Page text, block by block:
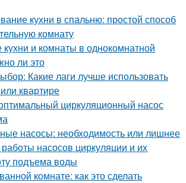
кухни в спальню: простой способ
комнату
и комнаты в однокомнатной
ли это
Какие лаги лучше использовать
квартире
циркуляционный насос
насосы: необходимость или лишнее
насосов циркуляции и их
подъема воды
комнате: как это сделать